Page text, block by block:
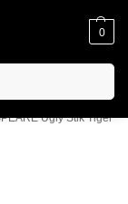
0
Ugly Stik Tiger